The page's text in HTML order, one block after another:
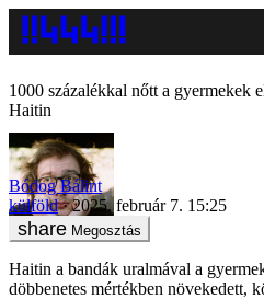
1000 százalékkal nőtt a gyermekek
Haitin
Bódog Bálint
külföld
2025. február 7. 15:25
Megosztás
Haitin a bandák uralmával a
döbbenetes mértékben növekedett,